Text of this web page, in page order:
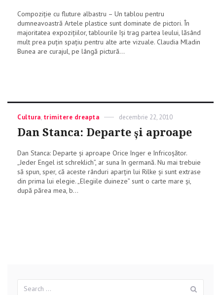
Compoziție cu fluture albastru – Un tablou pentru
dumneavoastră Artele plastice sunt dominate de pictori. În
majoritatea expozițiilor, tablourile își trag partea leului, lăsând
mult prea puțin spațiu pentru alte arte vizuale. Claudia Mladin
Bunea are curajul, pe lângă pictură...
Categories
Cultura, trimitere dreapta
Posted
decembrie 22, 2010
Dan Stanca: Departe și aproape
Dan Stanca: Departe și aproape Orice înger e înfricoșător.
„Jeder Engel ist schreklich”, ar suna în germană. Nu mai trebuie
să spun, sper, că aceste rânduri aparțin lui Rilke și sunt extrase
din prima lui elegie. „Elegiile duineze” sunt o carte mare și,
după părea mea, b...
for: